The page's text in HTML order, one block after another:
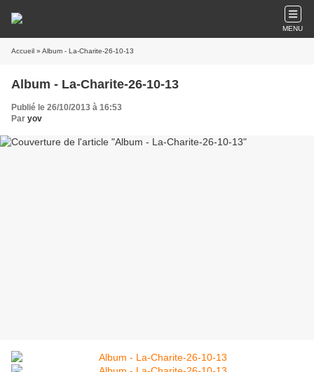
MENU
Accueil » Album - La-Charite-26-10-13
Album - La-Charite-26-10-13
Publié le 26/10/2013 à 16:53
Par yov